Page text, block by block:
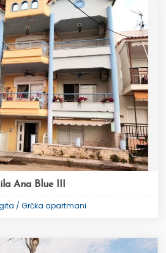
Ana Blue III
/ Grčka apartmani